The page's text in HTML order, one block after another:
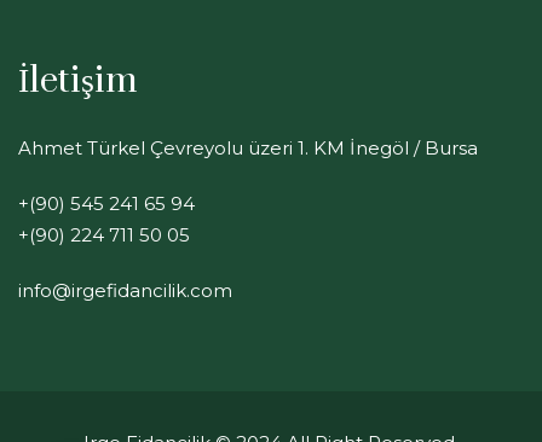
İletişim
Ahmet Türkel Çevreyolu üzeri 1. KM İnegöl / Bursa
+(90) 545 241 65 94
+(90) 224 711 50 05
info@irgefidancilik.com